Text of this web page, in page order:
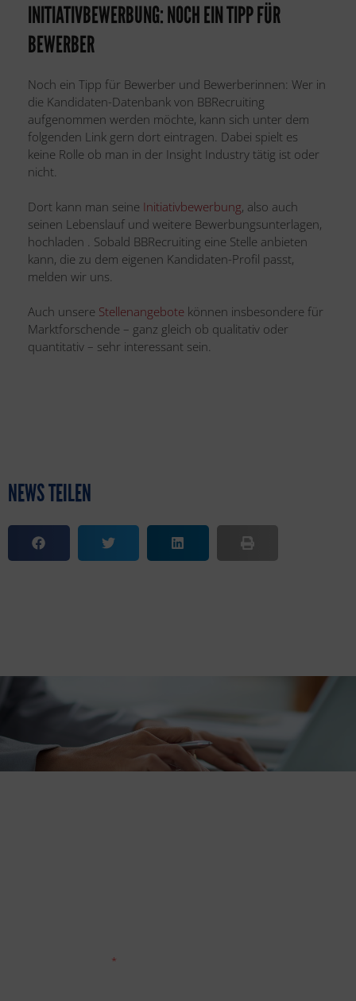
INITIATIVBEWERBUNG: NOCH EIN TIPP FÜR
BEWERBER
Noch ein Tipp für Bewerber und Bewerberinnen: Wer in
die Kandidaten-Datenbank von BBRecruiting
aufgenommen werden möchte, kann sich unter dem
folgenden Link gern dort eintragen. Dabei spielt es
keine Rolle ob man in der Insight Industry tätig ist oder
nicht.
Dort kann man seine Initiativbewerbung, also auch
seinen Lebenslauf und weitere Bewerbungsunterlagen,
hochladen . Sobald BBRecruiting eine Stelle anbieten
kann, die zu dem eigenen Kandidaten-Profil passt,
melden wir uns.
Auch unsere Stellenangebote können insbesondere für
Marktforschende – ganz gleich ob qualitativ oder
quantitativ – sehr interessant sein.
NEWS TEILEN